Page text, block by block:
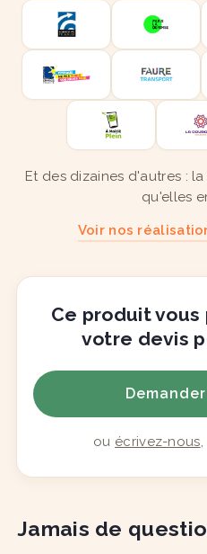
Et des dizaines d'autres :
qu'elles
Voir nos
Ce produit vous
votre devis
ou écrivez-nous
Jamais de